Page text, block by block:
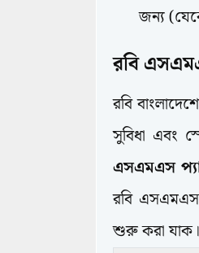
জন্য
রবি
রবি
সুবিধা এবং
এসএমএস
রবি
শুরু করা যাক।